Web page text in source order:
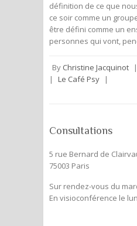
définition de ce que
ce soir comme un
être défini comme un
personnes qui vont,
By Christine Jacquinot |
|
Le Café Psy
|
Consultations
5 rue Bernard de
75003 Paris
Sur rendez-vous du
En visioconférence le